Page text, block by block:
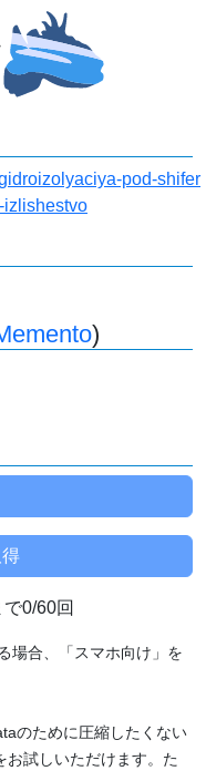
pod-shifer
izlishestvo
)
0/60回
場合、「スマホ向け」を
のために圧縮したくない
お試しいただけます。た